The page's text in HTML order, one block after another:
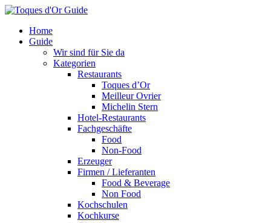
Home
Guide
Wir sind für Sie da
Kategorien
Restaurants
Toques d’Or
Meilleur Ovrier
Michelin Stern
Hotel-Restaurants
Fachgeschäfte
Food
Non-Food
Erzeuger
Firmen / Lieferanten
Food & Beverage
Non Food
Kochschulen
Kochkurse